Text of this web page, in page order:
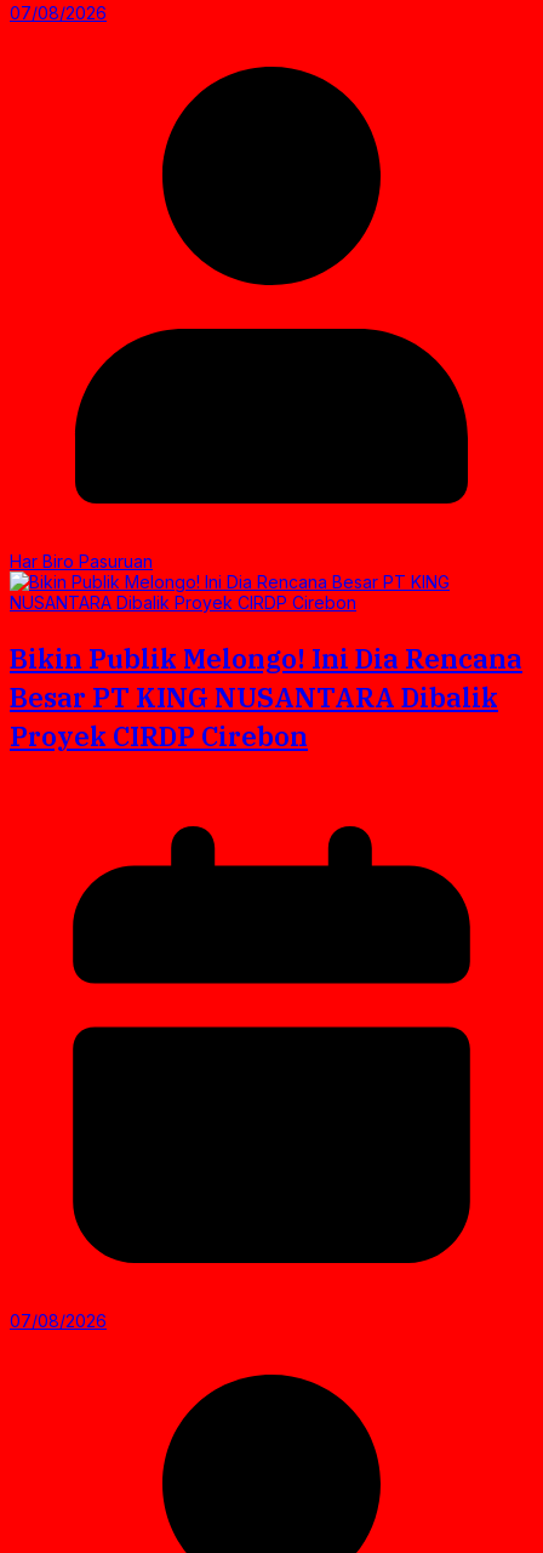
07/08/2026
Har Biro Pasuruan
Bikin Publik Melongo! Ini Dia Rencana
Besar PT KING NUSANTARA Dibalik
Proyek CIRDP Cirebon
07/08/2026